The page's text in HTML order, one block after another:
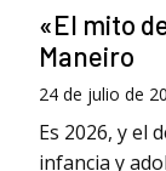
«El mito
Maneiro
24 de julio de
Es 2026, y el
infancia y